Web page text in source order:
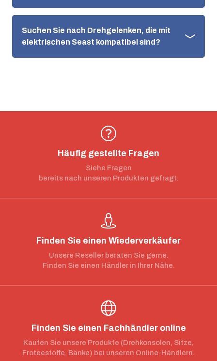
Suchen Sie nach Drehgelenken, die mit
elektrischen Seast kompatibel sind?
Häufig gestellte Fragen
Siehe Fragen
bereits nach unseren Produkten gefragt.
Finden Sie einen Wiederverkäufer
Unsere Reseller beraten Sie gerne.
Finden Sie einen Händler in Ihrer Nähe.
Finden Sie einen Fachhändler online
Kaufen Sie unsere Produkte (Drehkonsolen, Sitze,
Froteestoffe, Bänke) bei unseren Online-Händlern.